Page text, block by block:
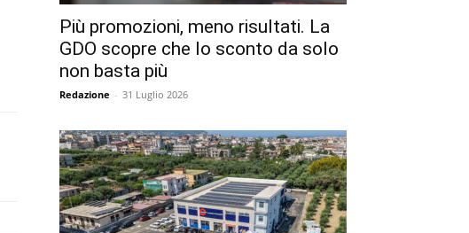
Più promozioni, meno risultati. La
GDO scopre che lo sconto da solo
non basta più
Redazione - 31 Luglio 2026